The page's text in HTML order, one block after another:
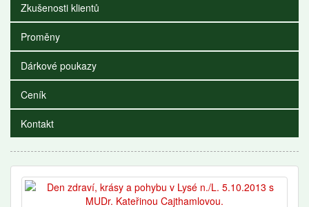
Zkušenosti klientů
Proměny
Dárkové poukazy
Ceník
Kontakt